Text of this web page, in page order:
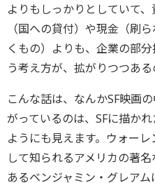
よりもしっかりとしていて
（国への貸付）や現金（刷
くもの）よりも、企業の部
う考え方が、拡がりつつある
こんな話は、なんかSF映画
がっているのは、SFに描か
ようにも見えます。ウォー
して知られるアメリカの著
あるベンジャミン・グレア